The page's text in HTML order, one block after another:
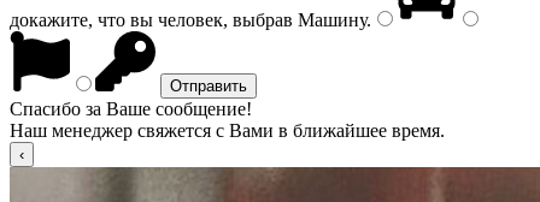
докажите, что вы человек, выбрав Машину.
Спасибо за Ваше сообщение!
Наш менеджер свяжется с Вами в ближайшее время.